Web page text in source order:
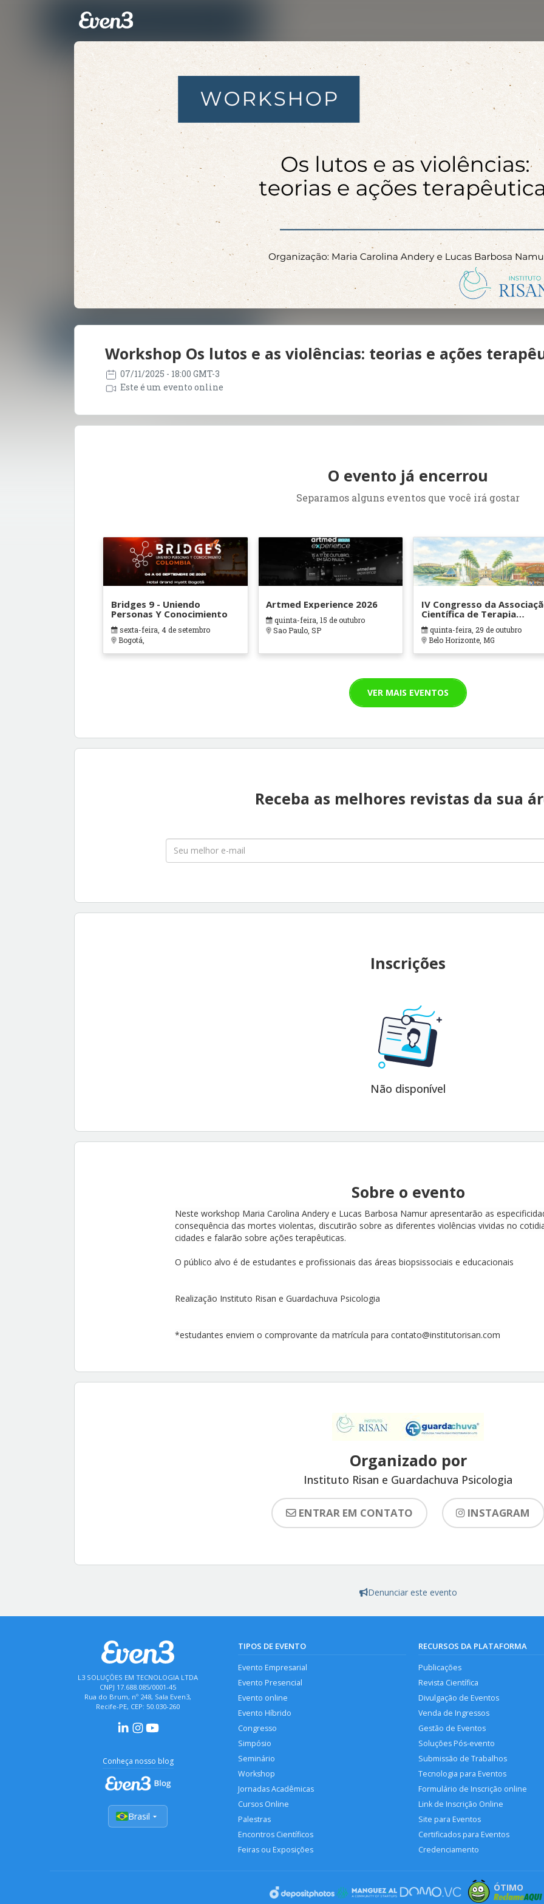
Workshop Os lutos e as violências: teorias e ações
07/11/2025 - 18:00 GMT-3
Este é um evento online
O evento já encerrou
Separamos alguns eventos que você irá gostar
Bridges 9 - Uniendo
Personas Y Conocimiento
sexta-feira, 4 de setembro
Bogotá,
Artmed Experience 2026
quinta-feira, 15 de outubro
Sao Paulo, SP
IV Congresso da
Científica de Terapia
Ocupacional em Contextos
Hospitalares e Cuidados
Paliativos - ATOHOSP
quinta-feira, 29 de outubro
Belo Horizonte, MG
VER MAIS EVENTOS
Receba as melhores revistas da sua
Inscrições
Não disponível
Sobre o evento
Neste workshop Maria Carolina Andery e Lucas Barbosa Namur apresentarão as
consequência das mortes violentas, discutirão sobre as diferentes violências vividas no
cidades e falarão sobre ações terapêuticas.
O público alvo é de estudantes e profissionais das áreas biopsissociais e educacionais
Realização Instituto Risan e Guardachuva Psicologia
*estudantes enviem o comprovante da matrícula para contato@institutorisan.com
Organizado por
Instituto Risan e Guardachuva Psicologia
ENTRAR EM CONTATO INSTAGRAM
Denunciar este evento
L3 SOLUÇÕES EM TECNOLOGIA LTDA
CNPJ 17.688.085/0001-45
Rua do Brum, nº 248, Sala Even3,
Recife-PE, CEP: 50.030-260
Conheça nosso blog
Brasil
TIPOS DE EVENTO
Evento Empresarial
Evento Presencial
Evento online
Evento Híbrido
Congresso
Simpósio
Seminário
Workshop
Jornadas Acadêmicas
Cursos Online
Palestras
Encontros Científicos
Feiras ou Exposições
RECURSOS DA PLATAFORMA
Publicações
Revista Científica
Divulgação de Eventos
Venda de Ingressos
Gestão de Eventos
Soluções Pós-evento
Submissão de Trabalhos
Tecnologia para Eventos
Formulário de Inscrição online
Link de Inscrição Online
Site para Eventos
Certificados para Eventos
Credenciamento
ÓTIMO